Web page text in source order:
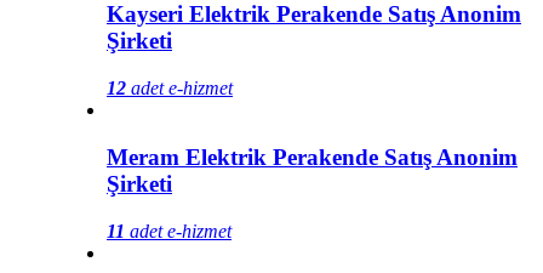
Kayseri Elektrik Perakende Satış Anonim
Şirketi
12 adet e-hizmet
Meram Elektrik Perakende Satış Anonim
Şirketi
11 adet e-hizmet